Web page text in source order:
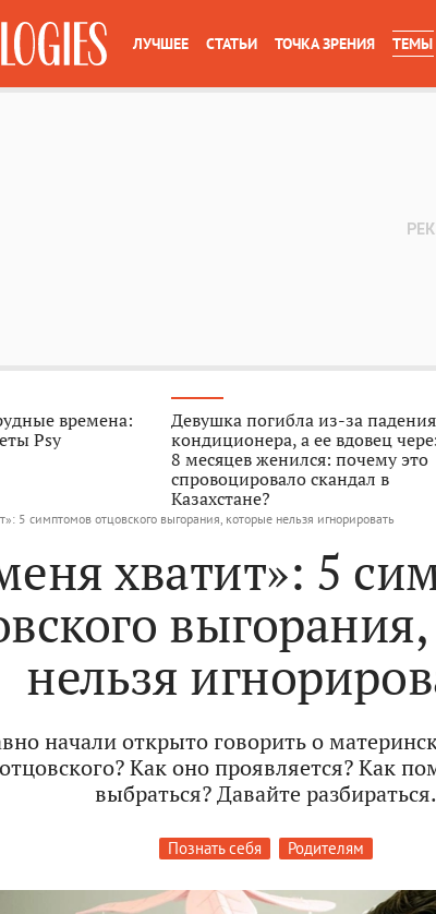
ЛУЧШЕЕ СТАТЬИ ТОЧКА ЗРЕНИЯ ТЕМЫ
времена:
Psy
Девушка погибла из-за падения
кондиционера, а ее вдовец
8 месяцев женился: почему это
спровоцировало скандал в
Казахстане?
5 симптомов отцовского выгорания, которые нельзя игнорировать
хватит»: 5
нельзя
начали открыто говорить о
Как оно проявляется? Как
выбраться? Давайте разбираться.
Познать себя Родителям